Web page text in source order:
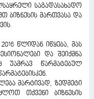
საგადასახადო
ბიზნესის მართვასა და
წლიდან იწყება, მას
და შეიქმნა
უამრავ წარმატებულ
მარტივად, ზედმეტი
თქვენი ბიზნესის